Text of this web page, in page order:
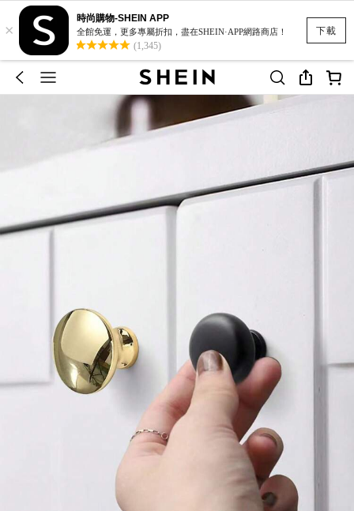
下載
×
時尚購物-SHEIN APP
全館免運，更多專屬折扣，盡在SHEIN·APP網路商店！
(1,345)